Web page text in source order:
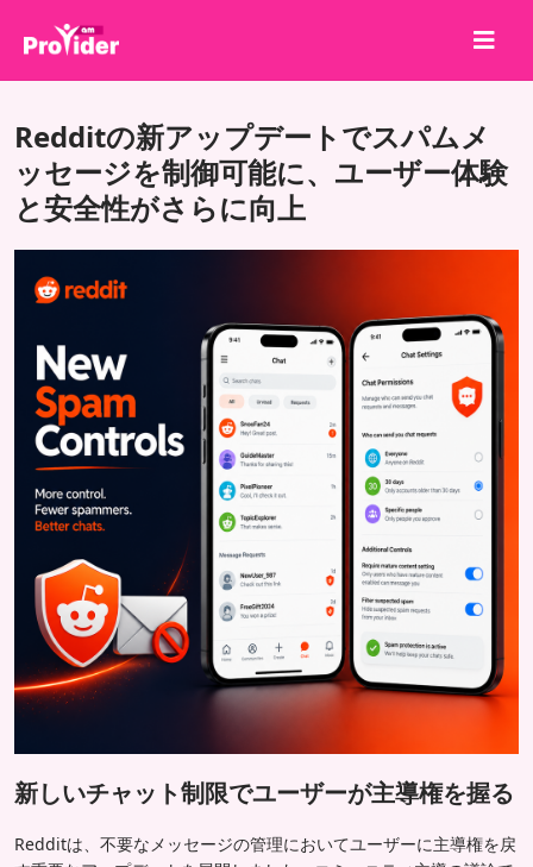
共有して勝とう！
会社概要
ログイン
サインアップ
サービス
利用規約
ブログ
Redditの新アップデートでスパムメ
ッセージを制御可能に、ユーザー体験
と安全性がさらに向上
新しいチャット制限でユーザーが主導権を握る
Redditは、不要なメッセージの管理においてユーザーに主導権を戻